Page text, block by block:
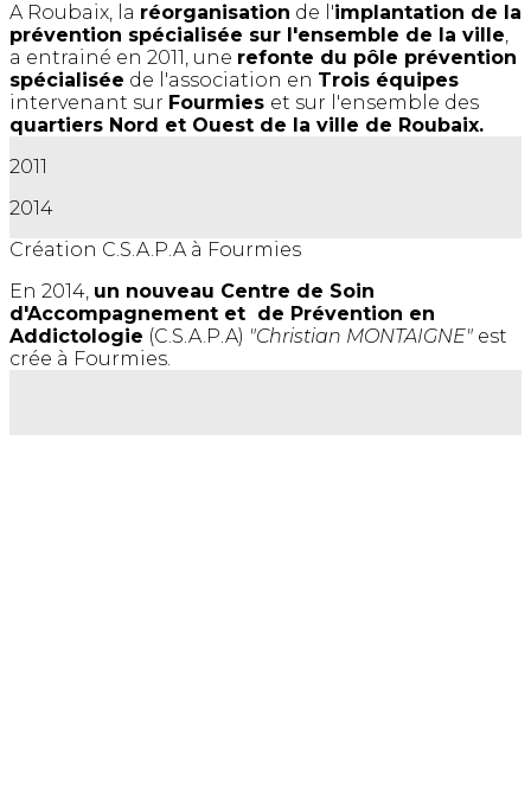
A Roubaix, la réorganisation de l'implantation de la
prévention spécialisée sur l'ensemble de la ville,
a entrainé en 2011, une refonte du pôle prévention
spécialisée de l'association en Trois équipes
intervenant sur Fourmies et sur l'ensemble des
quartiers Nord et Ouest de la ville de Roubaix.
2011
2014
Création C.S.A.P.A à Fourmies
En 2014, un nouveau Centre de Soin
d'Accompagnement et de Prévention en
Addictologie (C.S.A.P.A) "Christian MONTAIGNE" est
crée à Fourmies.